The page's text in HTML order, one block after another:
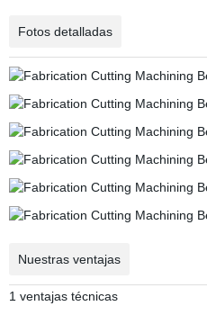
Fotos detalladas
Nuestras ventajas
1 ventajas técnicas